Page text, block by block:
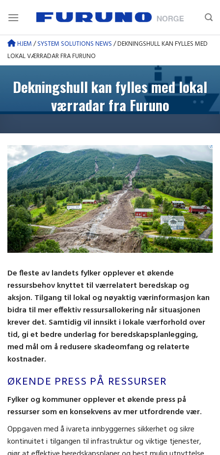
HJEM/SYSTEM SOLUTIONS NEWS/DEKNINGSHULL KAN FYLLES MED
LOKAL VÆRRADAR FRA FURUNO
Dekningshull kan fylles med lokal
værradar fra Furuno
De fleste av landets fylker opplever et økende
ressursbehov knyttet til værrelatert beredskap og
aksjon. Tilgang til lokal og nøyaktig værinformasjon kan
bidra til mer effektiv ressursallokering når situasjonen
krever det. Samtidig vil innsikt i lokale værforhold over
tid, gi et bedre underlag for beredskapsplanlegging,
med mål om å redusere skadeomfang og relaterte
kostnader.
ØKENDE PRESS PÅ RESSURSER
Fylker og kommuner opplever et økende press på
ressurser som en konsekvens av mer utfordrende vær.
Oppgaven med å ivareta innbyggernes sikkerhet og sikre
kontinuitet i tilgangen til infrastruktur og viktige tjenester,